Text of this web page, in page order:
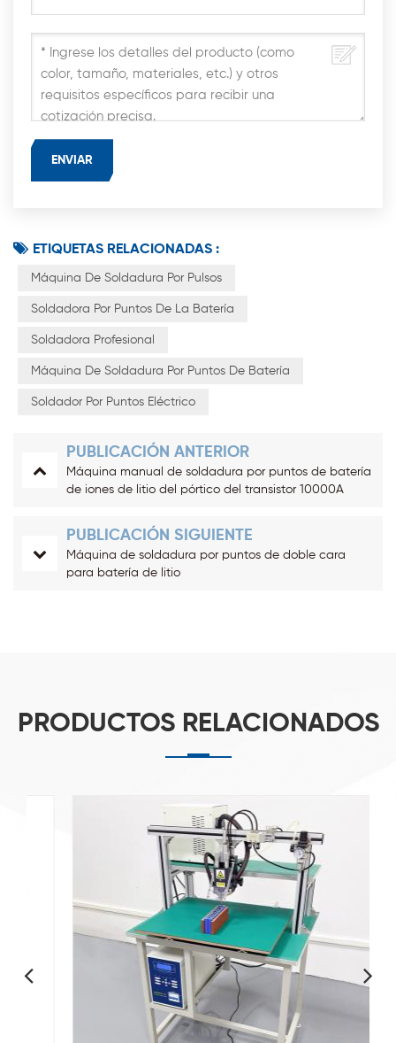
ETIQUETAS RELACIONADAS :
Máquina De Soldadura Por Pulsos
Soldadora Por Puntos De La Batería
Soldadora Profesional
Máquina De Soldadura Por Puntos De Batería
Soldador Por Puntos Eléctrico
PUBLICACIÓN ANTERIOR
Máquina manual de soldadura por puntos de batería
de iones de litio del pórtico del transistor 10000A
PUBLICACIÓN SIGUIENTE
Máquina de soldadura por puntos de doble cara
para batería de litio
PRODUCTOS RELACIONADOS